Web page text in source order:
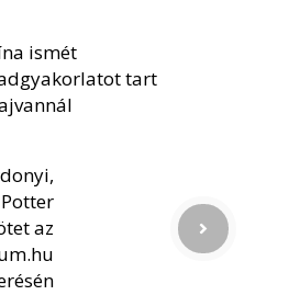
ismét
tart
az